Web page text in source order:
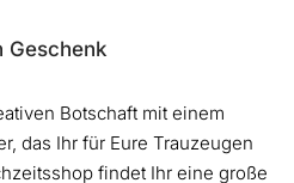
Geschenk
Botschaft mit einem
das Ihr für Eure Trauzeugen
findet Ihr eine große